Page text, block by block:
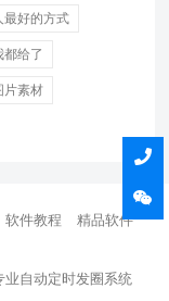
最好的方式
都给了
片素材
软件教程
精品软件
自动定时发圈系统